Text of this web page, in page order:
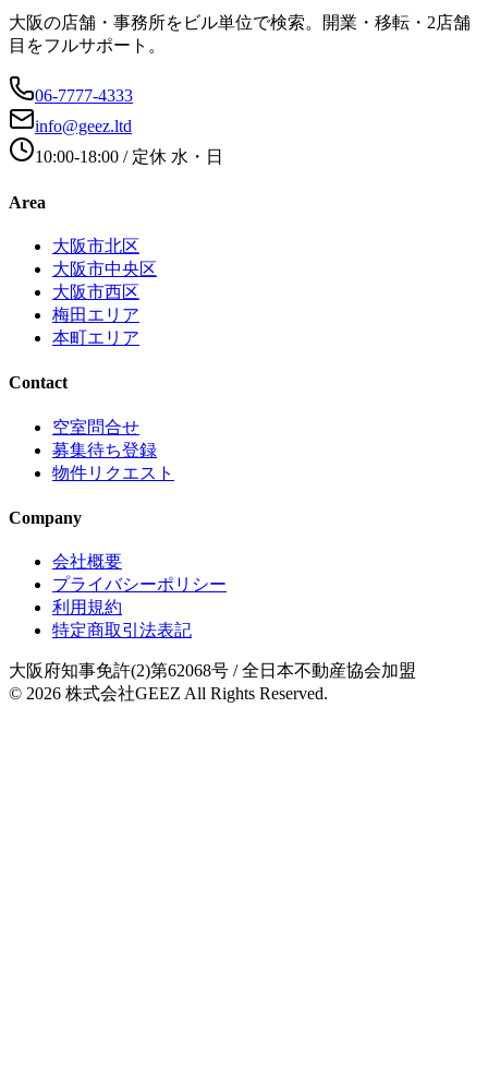
大阪の店舗・事務所をビル単位で検索。開業・移転・2店舗
目をフルサポート。
06-7777-4333
info@geez.ltd
10:00-18:00 / 定休 水・日
Area
大阪市北区
大阪市中央区
大阪市西区
梅田エリア
本町エリア
Contact
空室問合せ
募集待ち登録
物件リクエスト
Company
会社概要
プライバシーポリシー
利用規約
特定商取引法表記
大阪府知事免許(2)第62068号 / 全日本不動産協会加盟
© 2026 株式会社GEEZ All Rights Reserved.